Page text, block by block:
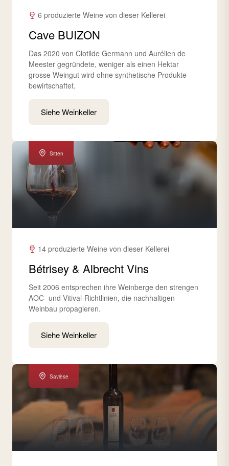
6 produzierte Weine von dieser Kellerei
Cave BUIZON
Das 2020 von Clotilde Germann und Aurélien de
Meester gegründete, weniger als einen Hektar
grosse Weingut wird ohne synthetische Produkte
bewirtschaftet.
Siehe Weinkeller
Sitten
14 produzierte Weine von dieser Kellerei
Bétrisey & Albrecht Vins
Seit 2006 entsprechen ihre Weinberge den strengen
AOC- und Vitival-Richtlinien, die nachhaltigen
Weinbau propagieren.
Siehe Weinkeller
Savièse